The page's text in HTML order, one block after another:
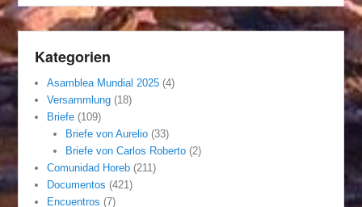
Kategorien
Asamblea Mundial 2025 (4)
Versammlung (18)
Briefe (109)
Briefe von Aurelio(33)
Briefe von Carlos Roberto(2)
Comunidad Horeb (211)
Documentos (421)
Encuentros (7)